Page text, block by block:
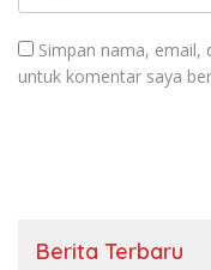
Simpan nama, email,
untuk komentar saya
Berita Terbaru